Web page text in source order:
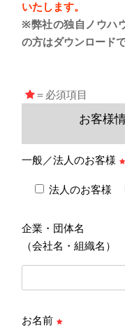
いたします。
※弊社の独自ノウハ
の方はダウンロード
＝必須項目
お客様
一般／法人のお客様
法人のお客様
企業・団体名
（会社名・組織名）
お名前